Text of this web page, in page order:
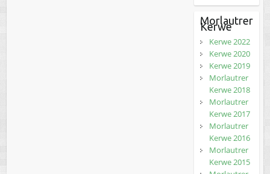
Morlautrer
Kerwe
Kerwe 2022
Kerwe 2020
Kerwe 2019
Morlautrer
Kerwe 2018
Morlautrer
Kerwe 2017
Morlautrer
Kerwe 2016
Morlautrer
Kerwe 2015